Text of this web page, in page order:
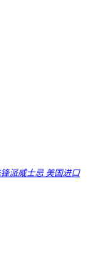
派威士忌 美国进口